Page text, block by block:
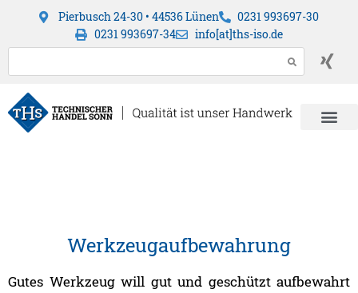
Pierbusch 24-30 • 44536 Lünen
0231 993697-30
0231 993697-34
info[at]ths-iso.de
Werkzeugaufbewahrung
Gutes Werkzeug will gut und geschützt aufbewahrt